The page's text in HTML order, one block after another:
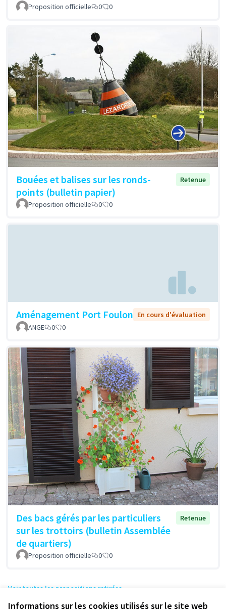
Informations sur les cookies utilisés sur le site web
Proposition officielle 0 0
Bouées et balises sur les ronds-
points (bulletin papier)
Retenue
Proposition officielle 0 0
Aménagement Port Foulon En cours d'évaluation
ANGE
0 0
Des bacs gérés par les particuliers
sur les trottoirs (bulletin Assemblée
de quartiers)
Retenue
Proposition officielle 0 0
Voir toutes les propositions retirées